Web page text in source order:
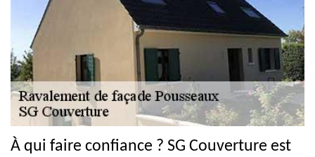
À qui faire confiance ? SG Couverture est